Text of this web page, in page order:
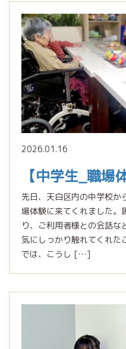
2026.01.16
【中学生_職場
先日、天白区内の中学校
場体験に来てくれました。
り、ご利用者様との会話
気にしっかり触れてくれた
では、こうし […]